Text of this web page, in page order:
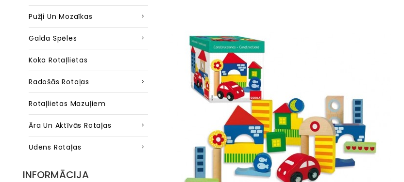
Pužļi Un Mozaīkas
Galda Spēles
Koka Rotaļlietas
Radošās Rotaļas
Rotaļlietas Mazuļiem
Āra Un Aktīvās Rotaļas
Ūdens Rotaļas
INFORMĀCIJA